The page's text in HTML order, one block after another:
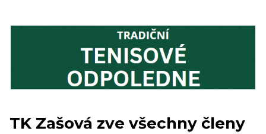
TK Zašová zve všechny členy